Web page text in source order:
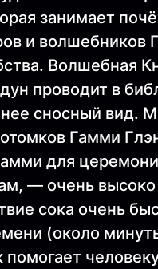
занимает
и
Волшебная
проводит в
сносный вид.
Гамми
для
— очень
сока очень
(около